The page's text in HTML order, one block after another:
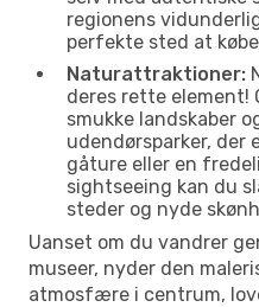
regionens
perfekte sted at
Naturattraktioner:
deres rette element!
smukke landskaber
udendørsparker, der
gåture eller en
sightseeing kan du
steder og nyde
Uanset om du vandrer
museer, nyder den
atmosfære i centrum,